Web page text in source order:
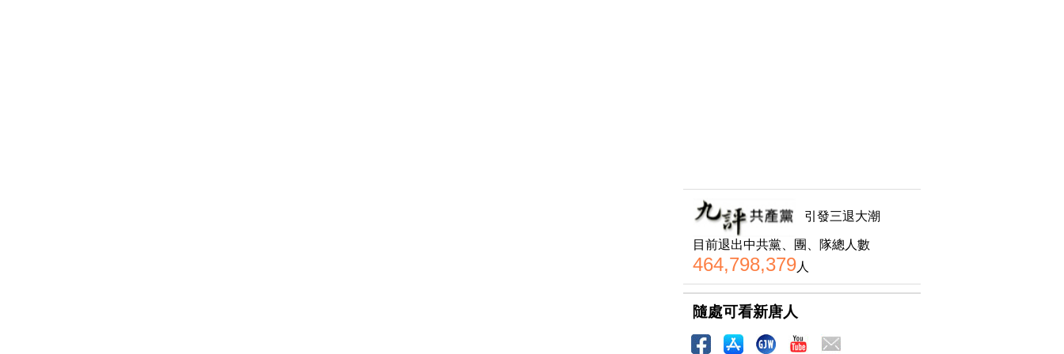
引發三退大潮
目前退出中共黨、團、隊總人數
464,798,379人
隨處可看新唐人